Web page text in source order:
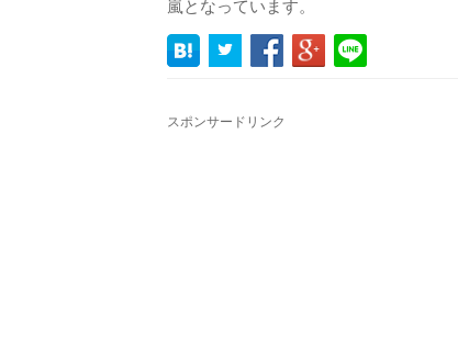
嵐となっています。
スポンサードリンク